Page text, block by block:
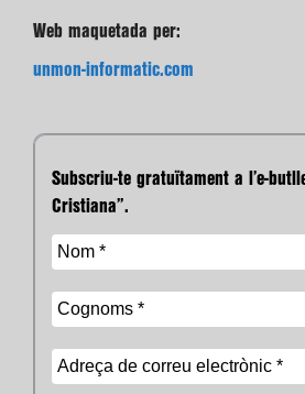
Web maquetada per:
unmon-informatic.com
Subscriu-te gratuïtament a l’e-
Cristiana”.